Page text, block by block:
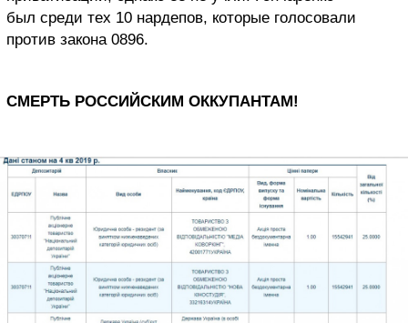
был среди тех 10 нардепов, которые голосовали
против закона 0896.
СМЕРТЬ РОССИЙСКИМ ОККУПАНТАМ!